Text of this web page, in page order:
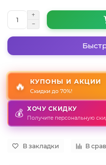
🔥 КУПОНЫ И АКЦИИ
Скидки до 70%!
💰 ХОЧУ СКИДКУ
Получите персональную
В закладки В